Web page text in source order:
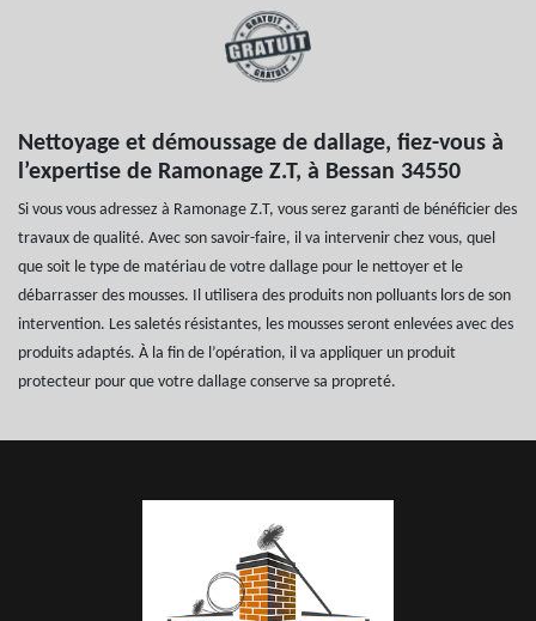
Nettoyage et démoussage de dallage, fiez-vous à
l’expertise de Ramonage Z.T, à Bessan 34550
Si vous vous adressez à Ramonage Z.T, vous serez garanti de bénéficier des
travaux de qualité. Avec son savoir-faire, il va intervenir chez vous, quel
que soit le type de matériau de votre dallage pour le nettoyer et le
débarrasser des mousses. Il utilisera des produits non polluants lors de son
intervention. Les saletés résistantes, les mousses seront enlevées avec des
produits adaptés. À la fin de l’opération, il va appliquer un produit
protecteur pour que votre dallage conserve sa propreté.